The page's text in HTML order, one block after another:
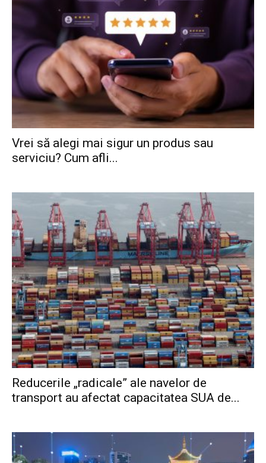
Vrei să alegi mai sigur un produs sau
serviciu? Cum afli...
Reducerile „radicale” ale navelor de
transport au afectat capacitatea SUA de...